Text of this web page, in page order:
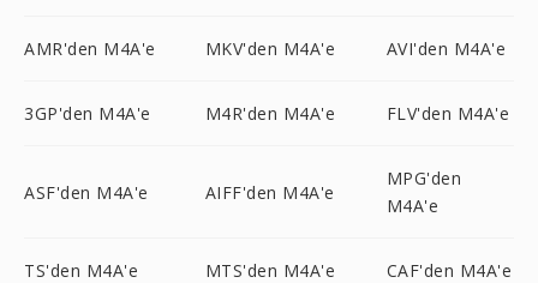
AMR'den M4A'e MKV'den M4A'e AVI'den M4A'e
3GP'den M4A'e M4R'den M4A'e FLV'den M4A'e
ASF'den M4A'e AIFF'den M4A'e
MPG'den
M4A'e
TS'den M4A'e MTS'den M4A'e CAF'den M4A'e